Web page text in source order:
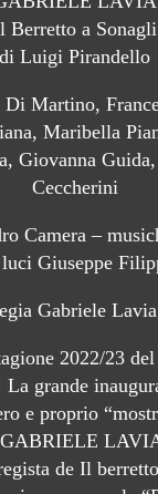
Berretto a Sonagli
di Luigi Pirandello
Di Martino,
Maribella
Giovanna
Ceccherini
Camera –
Giuseppe
Gabriele Lavia
2022/23
grande
e proprio
de Il